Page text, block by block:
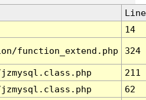
Line
14
function_extend.php 324
211
62